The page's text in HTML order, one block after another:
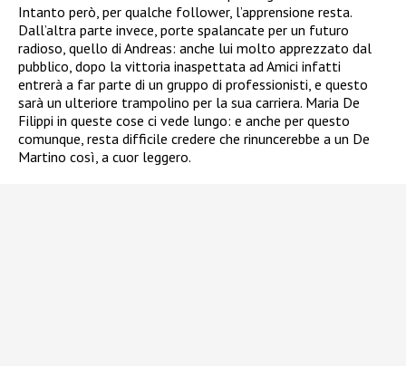
Intanto però, per qualche follower, l’apprensione resta.
Dall’altra parte invece, porte spalancate per un futuro
radioso, quello di Andreas: anche lui molto apprezzato dal
pubblico, dopo la vittoria inaspettata ad Amici infatti
entrerà a far parte di un gruppo di professionisti, e questo
sarà un ulteriore trampolino per la sua carriera. Maria De
Filippi in queste cose ci vede lungo: e anche per questo
comunque, resta difficile credere che rinuncerebbe a un De
Martino così, a cuor leggero.